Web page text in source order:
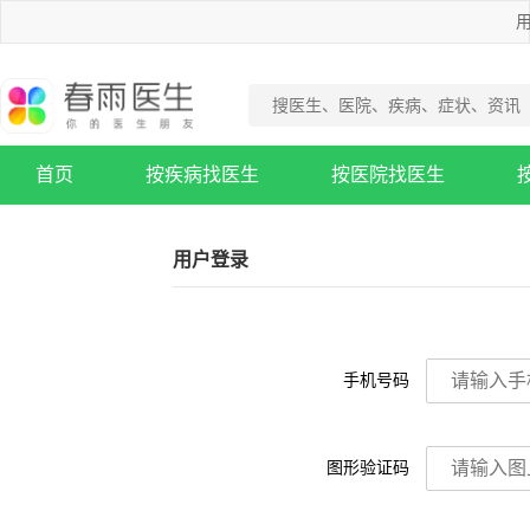
首页 按疾病找医生 按医院找医生
用户登录
手机号码
图形验证码